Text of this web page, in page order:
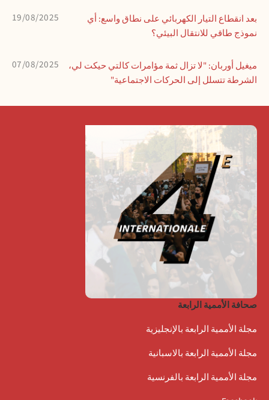
19/08/2025
بعد انقطاع التيار الكهربائي على نطاق واسع: أي
نموذج طاقي للانتقال البيئي؟
07/08/2025
ميغيل أوربان: "لا تزال ثمة مؤامرات كالتي حيكت لي،
الشرطة تتسلل إلى الحركات الاجتماعية"
صحافة الأممية الرابعة
مجلة الأممية الرابعة بالإنجليزية
مجلة الأممية الرابعة بالاسبانية
مجلة الأممية الرابعة بالفرنسية